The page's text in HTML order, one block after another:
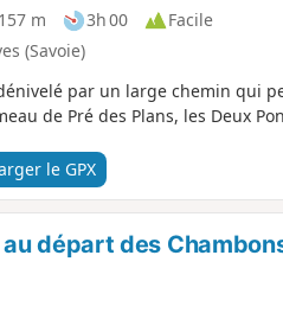
m 3h 00
Facile
(Savoie)
par un large chemin qui
de Pré des Plans, les Deux
le GPX
départ des